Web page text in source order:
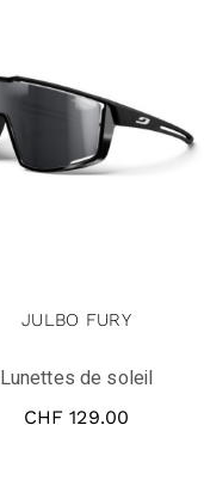
JULBO FURY
Lunettes de soleil
CHF 129.00